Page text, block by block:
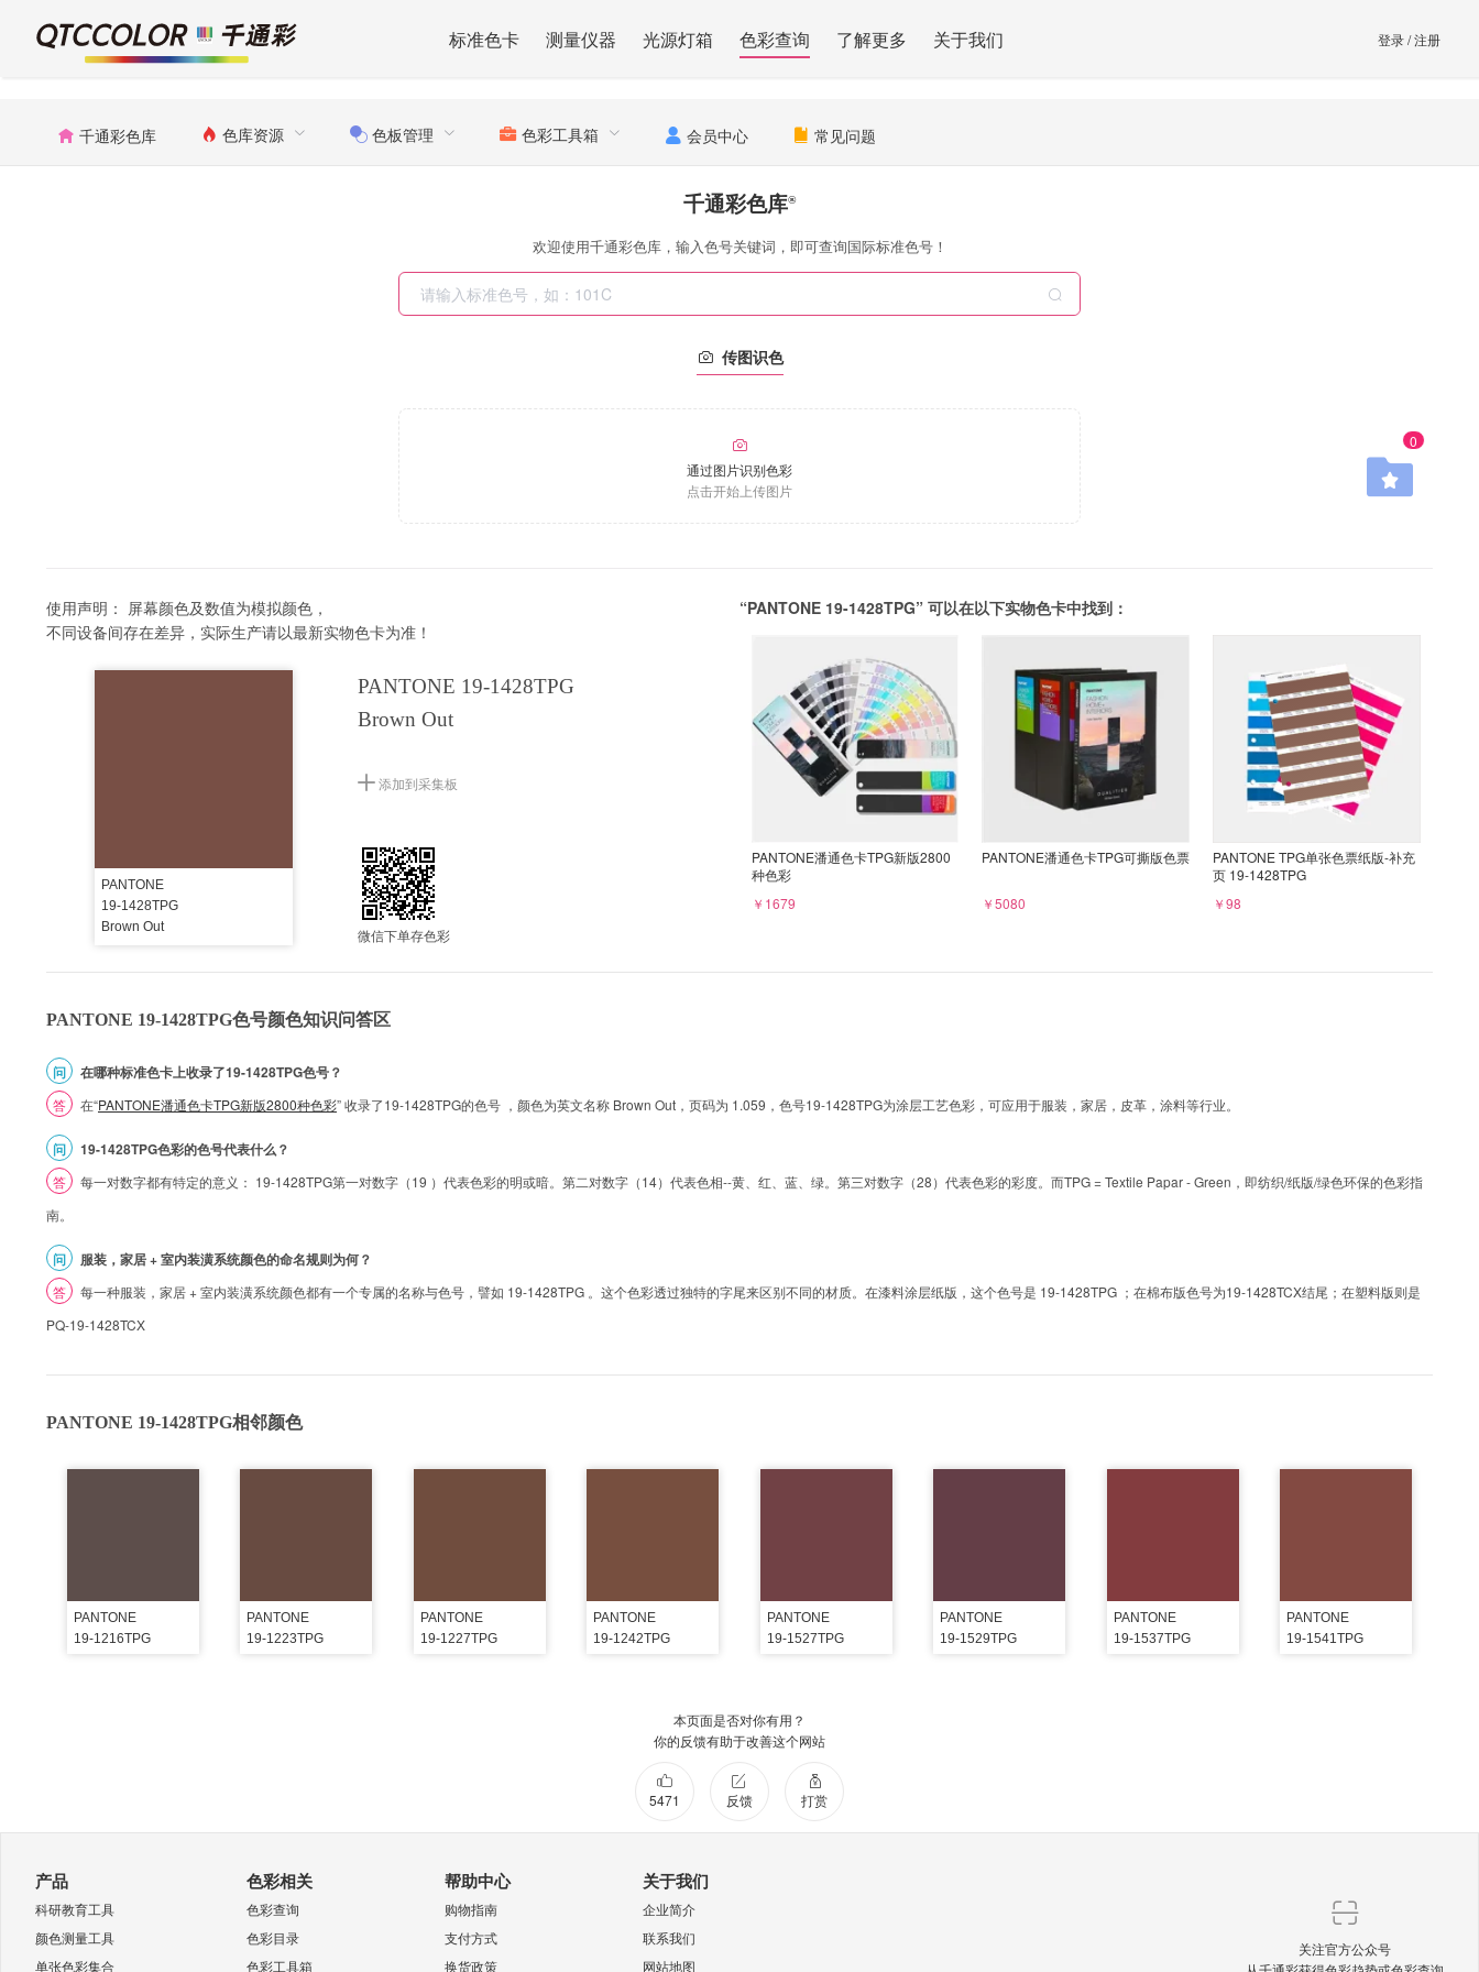
标准色卡 测量仪器 光源灯箱 色彩查询 了解更多 关于我们 登录/注册
千通彩色库 色库资源 色板管理 色彩工具箱 会员中心 常见问题
0
千通彩色库®
欢迎使用千通彩色库，输入色号关键词，即可查询国际标准色号！
传图识色
通过图片识别色彩
点击开始上传图片
使用声明： 屏幕颜色及数值为模拟颜色，
不同设备间存在差异，实际生产请以最新实物色卡为准！
PANTONE
19-1428TPG
Brown Out
PANTONE 19-1428TPG
Brown Out
添加到采集板
微信下单存色彩
“PANTONE 19-1428TPG” 可以在以下实物色卡中找到：
PANTONE潘通色卡TPG新版2800
种色彩
￥1679
PANTONE潘通色卡TPG可撕版色票
￥5080
PANTONE TPG单张色票纸版-补充
页 19-1428TPG
￥98
PANTONE 19-1428TPG色号颜色知识问答区
问 在哪种标准色卡上收录了19-1428TPG色号？
答 在“PANTONE潘通色卡TPG新版2800种色彩” 收录了19-1428TPG的色号 ，颜色为英文名称 Brown Out，页码为 1.059，色号19-1428TPG为涂层工艺色彩，可应用于服装，家居，皮革，涂料等行业。
问 19-1428TPG色彩的色号代表什么？
答
每一对数字都有特定的意义： 19-1428TPG第一对数字（19 ）代表色彩的明或暗。第二对数字（14）代表色相--黄、红、蓝、绿。第三对数字（28）代表色彩的彩度。而TPG = Textile Papar - Green，即纺织/纸版/绿色环保的色彩指
南。
问 服装，家居 + 室内装潢系统颜色的命名规则为何？
答
每一种服装，家居 + 室内装潢系统颜色都有一个专属的名称与色号，譬如 19-1428TPG 。这个色彩透过独特的字尾来区别不同的材质。在漆料涂层纸版，这个色号是 19-1428TPG ；在棉布版色号为19-1428TCX结尾；在塑料版则是
PQ-19-1428TCX
PANTONE 19-1428TPG相邻颜色
PANTONE
19-1216TPG
PANTONE
19-1223TPG
PANTONE
19-1227TPG
PANTONE
19-1242TPG
PANTONE
19-1527TPG
PANTONE
19-1529TPG
PANTONE
19-1537TPG
PANTONE
19-1541TPG
本页面是否对你有用？
你的反馈有助于改善这个网站
5471 反馈 打赏
产品
科研教育工具
颜色测量工具
单张色彩集合
色彩相关
色彩查询
色彩目录
色彩工具箱
帮助中心
购物指南
支付方式
换货政策
关于我们
企业简介
联系我们
网站地图
关注官方公众号